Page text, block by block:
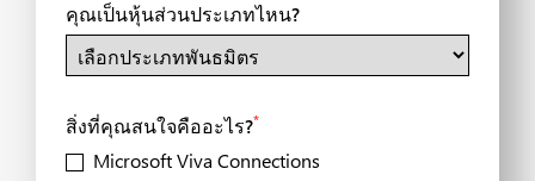
คุณเป็นหุ้นส่วนประเภทไหน?
สิ่งที่คุณสนใจคืออะไร?*
Microsoft Viva Connections